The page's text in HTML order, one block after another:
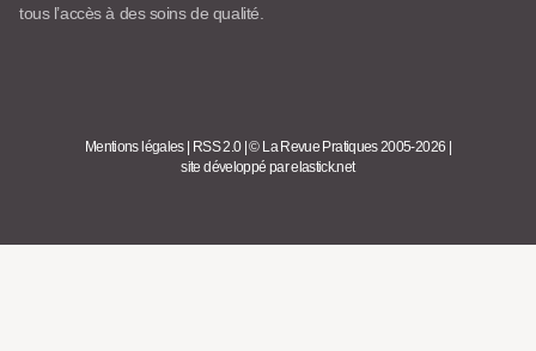
tous l’accès à des soins de qualité.
Mentions légales RSS 2.0 |© La Revue Pratiques 2005-2026
site développé par elastick.net